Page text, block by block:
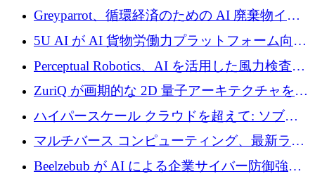
会社です」とフランス人の「控えめな」後任
者は言う
Greyparrot、循環経済のための AI 廃棄物イン
テリジェンスを拡張するためにシリーズ B で
2,700 万ドルを確保
5U AI が AI 貨物労働力プラットフォーム向け
に 320 万ドルのプレシードを獲得
Perceptual Robotics、AI を活用した風力検査の
規模拡大に向けて 400 万ポンド以上を確保
ZuriQ が画期的な 2D 量子アーキテクチャを拡
張するために 2,550 万ドルを調達
ハイパースケール クラウドを超えて: ソブリ
ン コンピューティングに対する DFINITY の
ビジョン
マルチバース コンピューティング、最新ラウ
ンドで最大 5 億 7,000 万ドルを目標
Beelzebub が AI による企業サイバー防御強化